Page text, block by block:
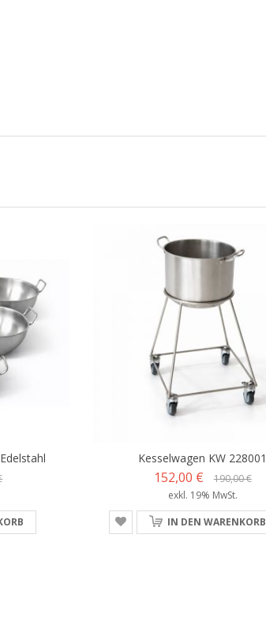
Kesselwagen KW 228001
152,00 €
190,00 €
exkl. 19% MwSt.
IN DEN WARENKORB